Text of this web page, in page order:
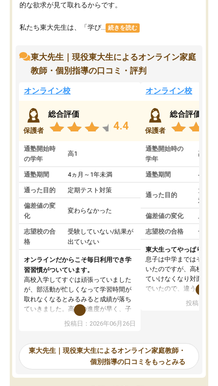
的な欲求が見て取れるからです。
私たち東大先生は、「学び... 続きを読む
東大先生｜現役東大生によるオンライン家庭
教師・個別指導の口コミ・評判
オンライン校
保護者
総合評価
4.4
通塾開始時
の学年
高1
通塾期間 4ヵ月～1年未満
通った目的 定期テスト対策
偏差値の変
化
変わらなかった
志望校の合
格
受験していない/結果が
出ていない
オンラインだからこそ毎日利用でき学
習習慣がついています。
高校入学してすぐは頑張っていました
が、部活動が忙しくなって学習時間が
取れなくなるとみるみると成績が落ち
ていきました。高校の進度が早く、子
供も家に帰って勉強の話すると嫌な反
応を示します。東大先生にお願いして
れるので、親としても安心です。毎日
使える自習室とかもあり、わからない
ところがあれば先生が回答してくれる
のも重宝しています。
投稿日：2026年06月26日
オンライン校
保護者
総合評価
通塾開始時の
学年
高3
通塾期間 4ヵ月
通った目的
大学
対策
偏差値の変化
志望校の合格 合格
東大生ってやっぱりすご
息子は中学まではそこそ
いたのですが、高校に入
ていけなくなり対面の塾
でいたので、違うアプロ
で、当初は模試でD判定
自習室が毎日使えていつ
るのが心強かったよう
謝です。
投稿日：
東大先生｜現役東大生によるオンライン家庭教師・
個別指導の口コミをもっとみる